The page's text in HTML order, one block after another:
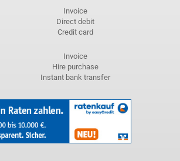
Invoice
Direct debit
Credit card
Invoice
Hire purchase
Instant bank transfer